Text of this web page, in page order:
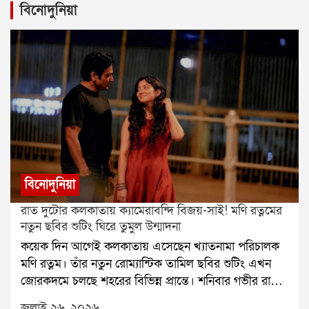
বিনোদুনিয়া
বিনোদুনিয়া
রাত দুটোর কলকাতায় ক্যামেরাবন্দি বিজয়-সাই! মণি রত্নমের
নতুন ছবির শুটিং ঘিরে তুমুল উন্মাদনা
কয়েক দিন আগেই কলকাতায় এসেছেন খ্যাতনামা পরিচালক
মণি রত্নম। তাঁর নতুন রোম্যান্টিক তামিল ছবির শুটিং এখন
জোরকদমে চলছে শহরের বিভিন্ন প্রান্তে। শনিবার গভীর রাতে
হাওড়া ব্রিজে ছবির একটি গুরুত্বপূর্ণ দৃশ্যের শুটিং করেন বিজয়